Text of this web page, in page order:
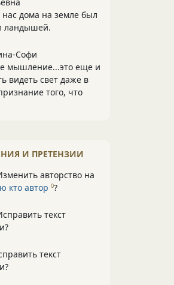
дома на земле был
ландышей.
Софи
мышление...это еще и
видеть свет даже в
того, что
И ПРЕТЕНЗИИ
авторство на
кто автор 0?
текст
текст